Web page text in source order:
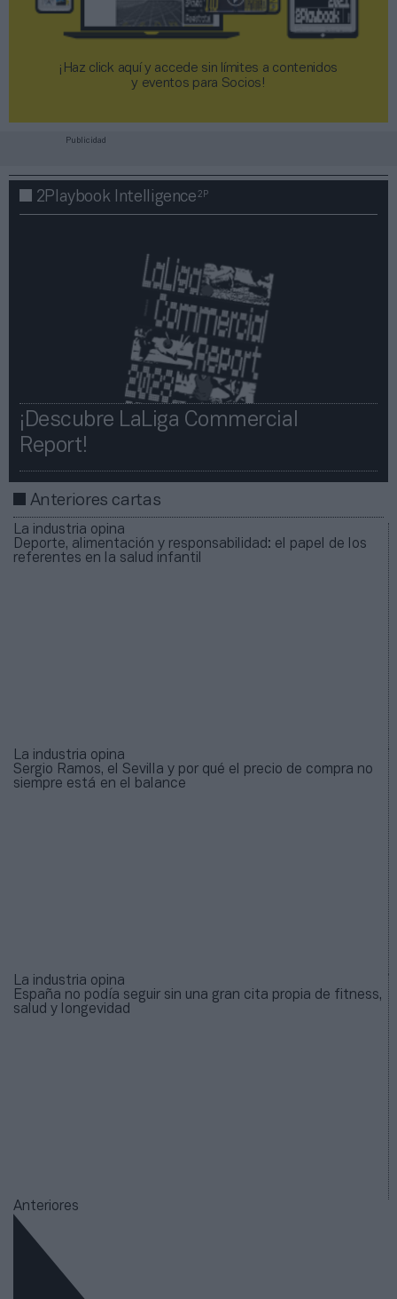
¡Haz click aquí y accede sin límites a contenidos
y eventos para Socios!​​​​​​​
Publicidad
2Playbook Intelligence2P
¡Descubre LaLiga Commercial
Report!​​
Anteriores cartas
La industria opina
Deporte, alimentación y responsabilidad: el papel de los
referentes en la salud infantil
La industria opina
Sergio Ramos, el Sevilla y por qué el precio de compra no
siempre está en el balance
La industria opina
España no podía seguir sin una gran cita propia de fitness,
salud y longevidad
Anteriores